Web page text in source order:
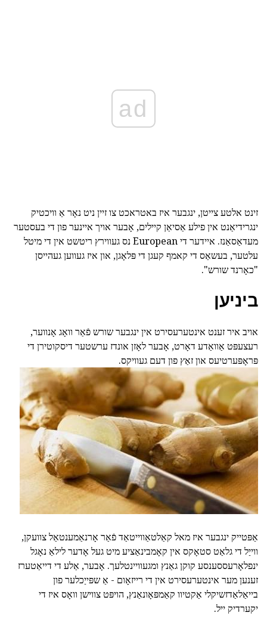
ad
זינט אלטע צייטן, ינגבער איז באטראכט צו זיין ניט נאָר אַ וויכטיק
ינגרידיאַנט אין פילע אַסיאַן קיילים, אָבער אויך איינער פון די בעסטער
מעדאַסאַנז. איידער די European נס געווירץ ריטשט אין די מיטל
עלטער, בעשאַס די קאמף קעגן די פּלאָגן, און איז געווען געהייסן
"כאָרנד שורש".
ביניען
אויב איר זענט אינטערעסירט אין ינגבער שורש פֿאַר וואָג אָנווער,
רעצעפּט אַוואַדע דאָרט, אָבער לאָזן אונדז ערשטער דיסקוטירן די
פּראָפּערטיעס און זאַץ פון דעם געוויקס.
אַפּטייק ינגבער איז מאל קאַלטאַווייטאַד פֿאַר אָרנאַמענטאַל צוועקן,
ווייַל די גלאַט סטאָקס אין קאָמבינאַציע מיט געל אָדער לילאַ נאָגל
ינפלאָרעססענסע קוקן גאַנץ ומגעוויינטלעך. אָבער, אַלע די דייאַטערז
זענען מער אינטערעסירט אין די רייזאָום - אַ שפּייַכלער פון
בייאַלאַדזשיקלי אַקטיוו קאַמפּאָונאַנץ, הויפּט צווישן וואָס איז די
יקערדיק ייל.